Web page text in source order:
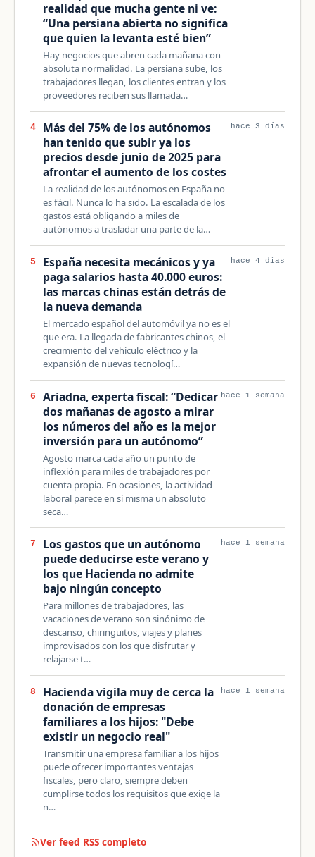
realidad que mucha gente ni ve:
“Una persiana abierta no significa
que quien la levanta esté bien”
Hay negocios que abren cada mañana con
absoluta normalidad. La persiana sube, los
trabajadores llegan, los clientes entran y los
proveedores reciben sus llamada…
4
Más del 75% de los autónomos
han tenido que subir ya los
precios desde junio de 2025 para
afrontar el aumento de los costes
La realidad de los autónomos en España no
es fácil. Nunca lo ha sido. La escalada de los
gastos está obligando a miles de
autónomos a trasladar una parte de la…
hace 3 días
5
España necesita mecánicos y ya
paga salarios hasta 40.000 euros:
las marcas chinas están detrás de
la nueva demanda
El mercado español del automóvil ya no es el
que era. La llegada de fabricantes chinos, el
crecimiento del vehículo eléctrico y la
expansión de nuevas tecnologí…
hace 4 días
6
Ariadna, experta fiscal: “Dedicar
dos mañanas de agosto a mirar
los números del año es la mejor
inversión para un autónomo”
Agosto marca cada año un punto de
inflexión para miles de trabajadores por
cuenta propia. En ocasiones, la actividad
laboral parece en sí misma un absoluto
seca…
hace 1 semana
7
Los gastos que un autónomo
puede deducirse este verano y
los que Hacienda no admite
bajo ningún concepto
Para millones de trabajadores, las
vacaciones de verano son sinónimo de
descanso, chiringuitos, viajes y planes
improvisados con los que disfrutar y
relajarse t…
hace 1 semana
8
Hacienda vigila muy de cerca la
donación de empresas
familiares a los hijos: "Debe
existir un negocio real"
Transmitir una empresa familiar a los hijos
puede ofrecer importantes ventajas
fiscales, pero claro, siempre deben
cumplirse todos los requisitos que exige la
n…
hace 1 semana
Ver feed RSS completo